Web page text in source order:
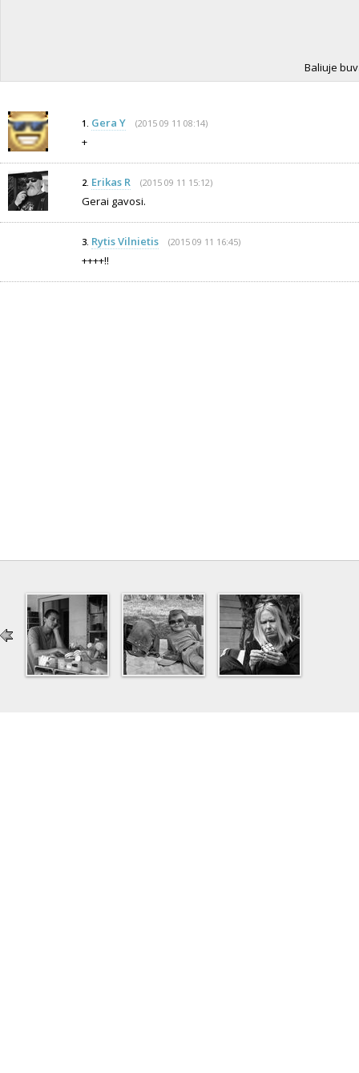
Baliuje
1. Gera Y (2015 09 11 08:14)
+
2. Erikas R (2015 09 11 15:12)
Gerai gavosi.
3. Rytis Vilnietis (2015 09 11 16:45)
++++!!